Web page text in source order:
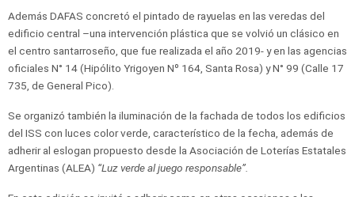
Además DAFAS concretó el pintado de rayuelas en las veredas del
edificio central –una intervención plástica que se volvió un clásico en
el centro santarroseño, que fue realizada el año 2019- y en las agencias
oficiales N° 14 (Hipólito Yrigoyen Nº 164, Santa Rosa) y N° 99 (Calle 17
735, de General Pico).
Se organizó también la iluminación de la fachada de todos los edificios
del ISS con luces color verde, característico de la fecha, además de
adherir al eslogan propuesto desde la Asociación de Loterías Estatales
Argentinas (ALEA) “Luz verde al juego responsable”.